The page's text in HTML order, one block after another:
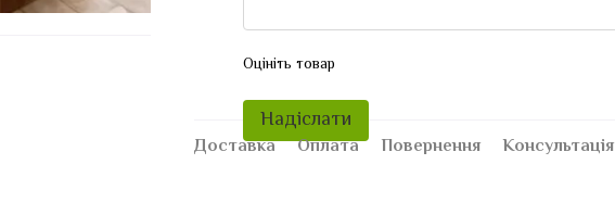
Оцініть товар
Надіслати
Доставка Оплата Повернення Консультація